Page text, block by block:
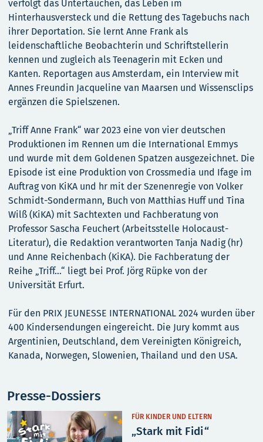
verfolgt das Untertauchen, das Leben im
Hinterhausversteck und die Rettung des Tagebuchs nach
ihrer Deportation. Sie lernt Anne Frank als
leidenschaftliche Beobachterin und Schriftstellerin
kennen und zugleich als Teenagerin mit Ecken und
Kanten. Reportagen aus Amsterdam, ein Interview mit
Annes Freundin Jacqueline van Maarsen und Wissensclips
ergänzen die Spielszenen.
„Triff Anne Frank“ war 2023 eine von vier deutschen
Produktionen im Rennen um die International Emmys
und wurde mit dem Goldenen Spatzen ausgezeichnet. Die
Episode ist eine Produktion von Crossmedia und Ifage im
Auftrag von KiKA und hr mit der Szenenregie von Volker
Schmidt-Sondermann, Buch von Matthias Huff und Tina
Wilß (KiKA) mit Sachtexten und Fachberatung von
Professor Sascha Feuchert (Arbeitsstelle Holocaust-
Literatur), die Redaktion verantworten Tanja Nadig (hr)
und Anne Reichenbach (KiKA). Die Fachberatung der
Reihe „Triff…“ liegt bei Prof. Jörg Rüpke von der
Universität Erfurt.
Für den PRIX JEUNESSE INTERNATIONAL 2024 wurden über
400 Kindersendungen eingereicht. Die Jury kommt aus
Argentinien, Deutschland, dem Vereinigten Königreich,
Kanada, Norwegen, Slowenien, Thailand und den USA.
Presse-Dossiers
FÜR KINDER UND ELTERN
„Stark mit Fidi“